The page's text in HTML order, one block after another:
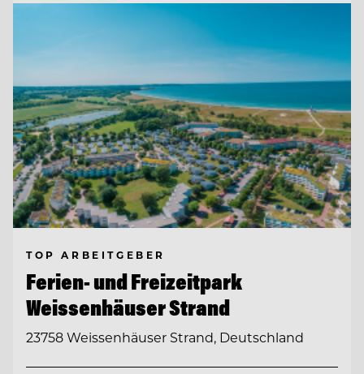
TOP ARBEITGEBER
Ferien- und Freizeitpark
Weissenhäuser Strand
23758 Weissenhäuser Strand, Deutschland